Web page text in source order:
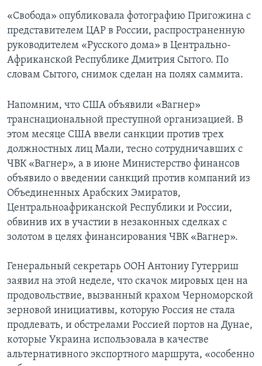
«Свобода» опубликовала фотографию Пригожина с
представителем ЦАР в России, распространенную
руководителем «Русского дома» в Центрально-
Африканской Республике Дмитрия Сытого. По
словам Сытого, снимок сделан на полях саммита.
Напомним, что США объявили «Вагнер»
транснациональной преступной организацией. В
этом месяце США ввели санкции против трех
должностных лиц Мали, тесно сотрудничавших с
ЧВК «Вагнер», а в июне Министерство финансов
объявило о введении санкций против компаний из
Объединенных Арабских Эмиратов,
Центральноафриканской Республики и России,
обвинив их в участии в незаконных сделках с
золотом в целях финансирования ЧВК «Вагнер».
Генеральный секретарь ООН Антониу Гутерриш
заявил на этой неделе, что скачок мировых цен на
продовольствие, вызванный крахом Черноморской
зерновой инициативы, которую Россия не стала
продлевать, и обстрелами Россией портов на Дунае,
которые Украина использовала в качестве
альтернативного экспортного маршрута, «особенно